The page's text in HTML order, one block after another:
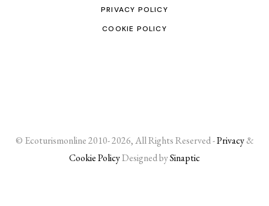
PRIVACY POLICY
COOKIE POLICY
© Ecoturismonline 2010- 2026, All Rights Reserved -Privacy&
Cookie PolicyDesigned bySinaptic